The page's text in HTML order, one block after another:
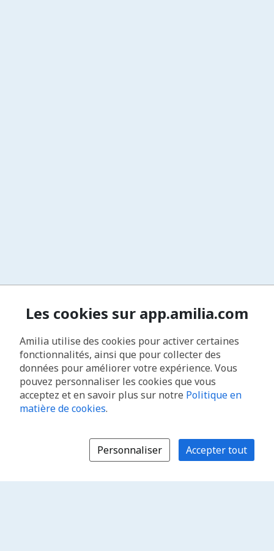
Les cookies sur app.amilia.com
Amilia utilise des cookies pour activer certaines
fonctionnalités, ainsi que pour collecter des
données pour améliorer votre expérience. Vous
pouvez personnaliser les cookies que vous
acceptez et en savoir plus sur notre Politique en
matière de cookies.
Personnaliser Accepter tout